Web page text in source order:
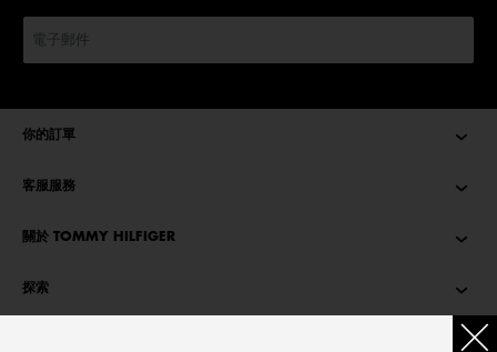
你的訂單
客服服務
關於 TOMMY HILFIGER
探索